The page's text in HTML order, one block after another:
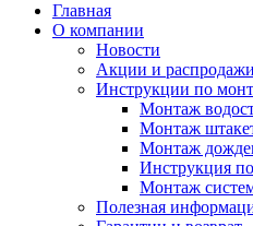
Главная
О компании
Новости
Акции и распродажи
Инструкции по
Монтаж
Монтаж
Монтаж
Инструкция
Монтаж
Полезная